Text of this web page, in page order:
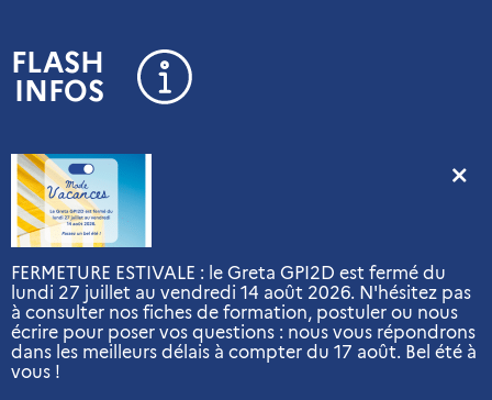
FLASH
INFOS
FERMETURE ESTIVALE : le Greta GPI2D est fermé du
lundi 27 juillet au vendredi 14 août 2026. N'hésitez pas
à consulter nos fiches de formation, postuler ou nous
écrire pour poser vos questions : nous vous répondrons
dans les meilleurs délais à compter du 17 août. Bel été à
vous !